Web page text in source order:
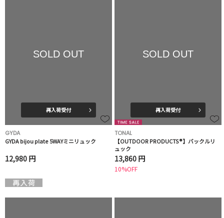
SOLD OUT
再入荷受付
GYDA
GYDA bijou plate 5WAYミニリュック
12,980 円
SOLD OUT
再入荷受付
TONAL
【OUTDOOR PRODUCTS®︎】バックルリ
ュック
13,860 円
10%OFF